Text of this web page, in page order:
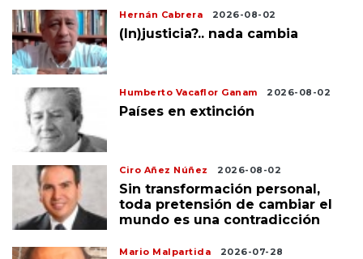
Hernán Cabrera 2026-08-02
(In)justicia?.. nada cambia
Humberto Vacaflor Ganam 2026-08-02
Países en extinción
Ciro Añez Núñez 2026-08-02
Sin transformación personal,
toda pretensión de cambiar el
mundo es una contradicción
Mario Malpartida 2026-07-28